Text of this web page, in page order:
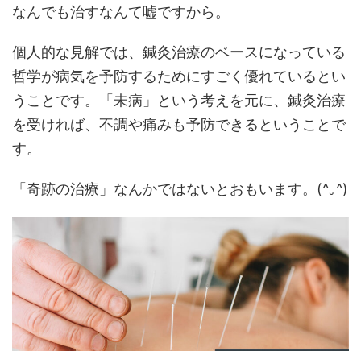
なんでも治すなんて嘘ですから。
個人的な見解では、鍼灸治療のベースになっている
哲学が病気を予防するためにすごく優れているとい
うことです。「未病」という考えを元に、鍼灸治療
を受ければ、不調や痛みも予防できるということで
す。
「奇跡の治療」なんかではないとおもいます。(^｡^)